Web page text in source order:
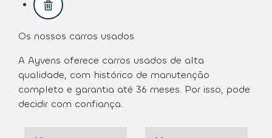
Os nossos carros usados
A Ayvens oferece carros usados de alta
qualidade, com histórico de manutenção
completo e garantia até 36 meses. Por isso, pode
decidir com confiança.